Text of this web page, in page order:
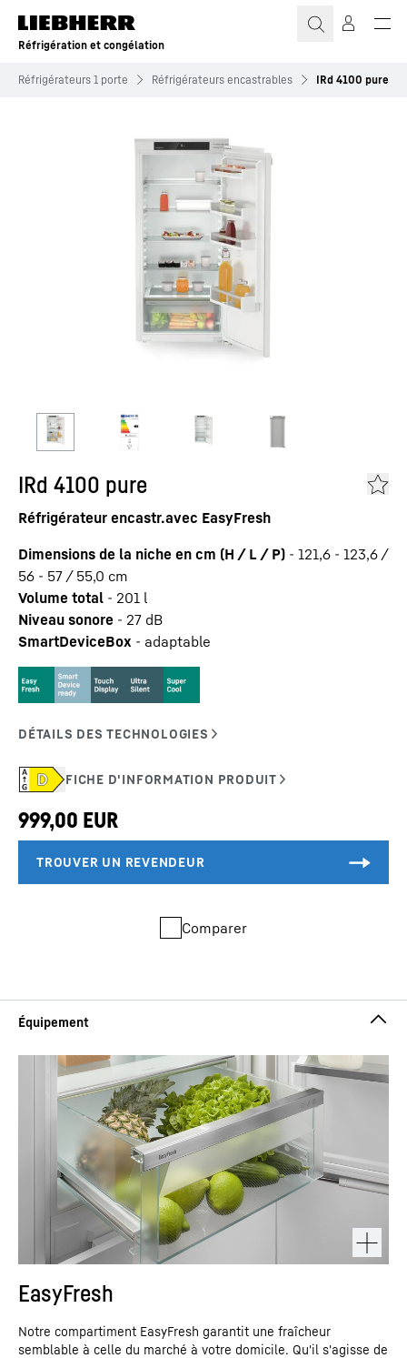
Réfrigération et congélation
Réfrigérateurs 1 porte Réfrigérateurs encastrables IRd 4100 pure
IRd 4100 pure
Réfrigérateur encastr.avec EasyFresh
Dimensions de la niche en cm (H / L / P) - 121,6 - 123,6 /
56 - 57 / 55,0 cm
Volume total - 201 l
Niveau sonore - 27 dB
SmartDeviceBox - adaptable
Comparer
EasyFresh
Notre compartiment EasyFresh garantit une fraîcheur
semblable à celle du marché à votre domicile. Qu'il s'agisse de